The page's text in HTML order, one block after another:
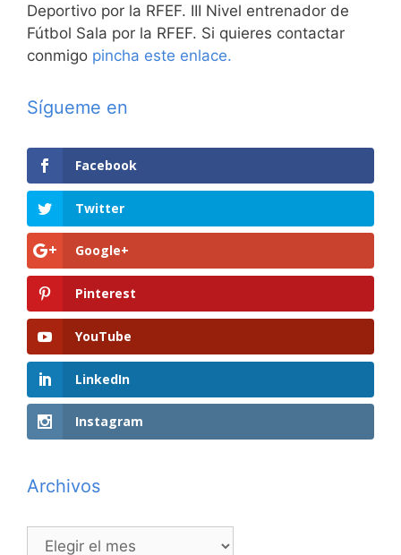
Deportivo por la RFEF. III Nivel entrenador de
Fútbol Sala por la RFEF. Si quieres contactar
conmigo pincha este enlace.
Sígueme en
Facebook
Twitter
Google+
Pinterest
YouTube
LinkedIn
Instagram
Archivos
Archivos